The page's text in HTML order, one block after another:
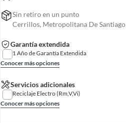
Sin retiro en un punto
Cerrillos, Metropolitana De Santiago
Garantía extendida
1 Año de Garantía Extendida
Conocer más opciones
Servicios adicionales
Reciclaje Electro (Rm,V,Vi)
Conocer más opciones